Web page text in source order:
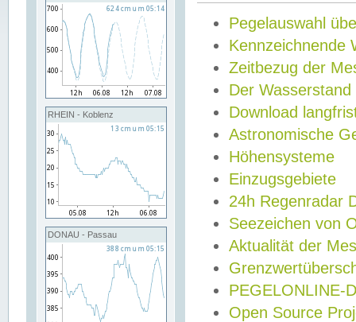
RHEIN - Koblenz
DONAU - Passau
Pegelauswahl
Kennzeichnende
Zeitbezug der
Der Wasserstand
Download
Astronomische
Höhensysteme
Einzugsgebiete
24h Regenradar
Seezeichen von
Aktualität der
PEGELONLINE-
Open Source